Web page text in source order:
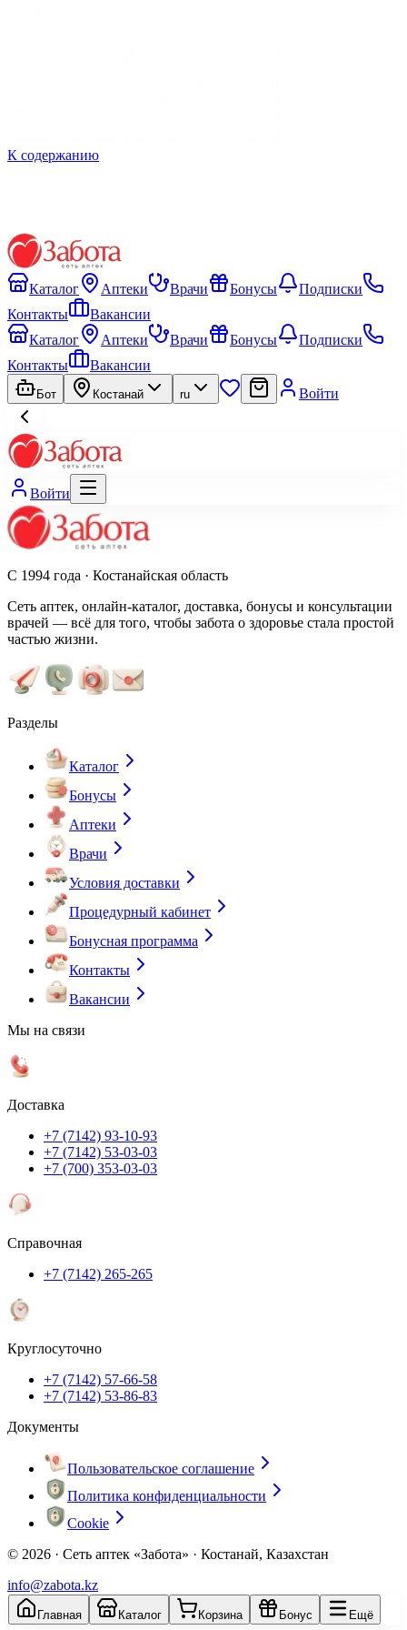
К содержанию
Каталог Аптеки Врачи Бонусы
Подписки
Контакты
Вакансии
Каталог
Аптеки Врачи Бонусы
Подписки
Контакты
Вакансии
Бот Костанай ru Войти
Войти
С 1994 года · Костанайская область
Сеть аптек, онлайн-каталог, доставка, бонусы и консультации
врачей — всё для того, чтобы забота о здоровье стала простой
частью жизни.
Разделы
Каталог
Бонусы
Аптеки
Врачи
Условия доставки
Процедурный кабинет
Бонусная программа
Контакты
Вакансии
Мы на связи
Доставка
+7 (7142) 93-10-93
+7 (7142) 53-03-03
+7 (700) 353-03-03
Справочная
+7 (7142) 265-265
Круглосуточно
+7 (7142) 57-66-58
+7 (7142) 53-86-83
Документы
Пользовательское соглашение
Политика конфиденциальности
Cookie
© 2026 · Сеть аптек «Забота» · Костанай, Казахстан
info@zabota.kz
Главная Каталог Корзина Бонус Ещё